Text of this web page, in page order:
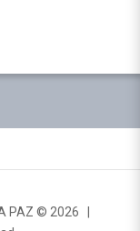
PAZ © 2026 |